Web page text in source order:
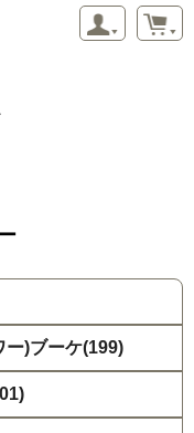
ー)ブーケ(199)